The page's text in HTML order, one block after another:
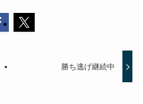
勝ち逃げ継続中